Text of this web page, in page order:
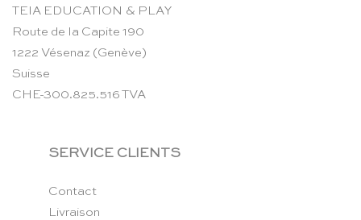
TEIA EDUCATION & PLAY
Route de la Capite 190
1222 Vésenaz (Genève)
Suisse
CHE-300.825.516 TVA
SERVICE CLIENTS
Contact
Livraison